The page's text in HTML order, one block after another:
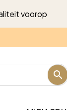
voorop